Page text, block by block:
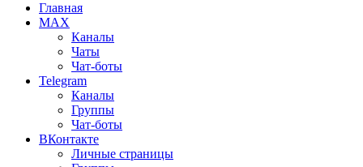
Главная
MAX
Каналы
Чаты
Чат-боты
Telegram
Каналы
Группы
Чат-боты
ВКонтакте
Личные страницы